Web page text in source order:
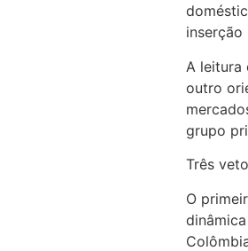
A leitura
outro
grupo
Três
O